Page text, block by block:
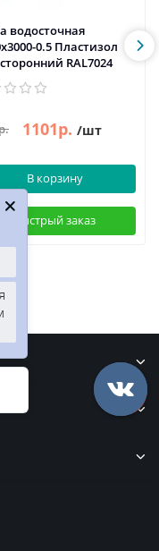
водосточная
0.5 Пластизол
RAL7024
1101р. /шт
В корзину
Быстрый заказ